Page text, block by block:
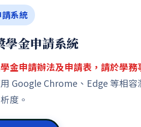
系統
學金申請系統
金申請辦法及申請表，請於學務
Google Chrome、Edge 等相
度。